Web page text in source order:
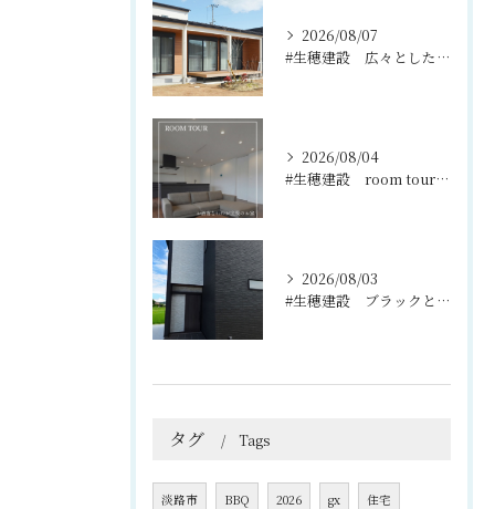
2026/08/07
#生穂建設 広々としたウッドデッキは、室内と庭を繋ぐ心地よい...
2026/08/04
#生穂建設 room tour🏠
2026/08/03
#生穂建設 ブラックとグレーのコントラストがスタイリッシュな...
タグ Tags
淡路市 BBQ 2026 gx 住宅